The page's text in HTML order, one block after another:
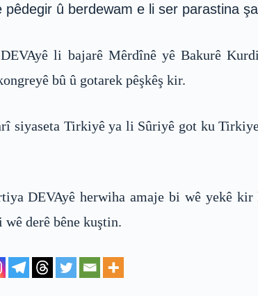
pêdegir û berdewam e li ser parastina
li bajarê Mêrdînê yê Bakurê
bû û gotarek pêşkêş kir.
siyaseta Tirkiyê ya li Sûriyê got ku
DEVAyê herwiha amaje bi wê yekê
derê bêne kuştin.